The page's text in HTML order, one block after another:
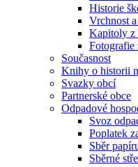
Historie
Vrchnost
Kapitoly z
Fotografie
Současnost
Knihy o historii
Svazky obcí
Partnerské obce
Odpadové
Svoz
Poplatek
Sběr
Sběrné